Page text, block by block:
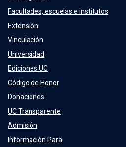
Facultades, escuelas e institutos
Extensión
Vinculación
Universidad
Ediciones UC
Código de Honor
Donaciones
UC Transparente
Admisión
Información Para